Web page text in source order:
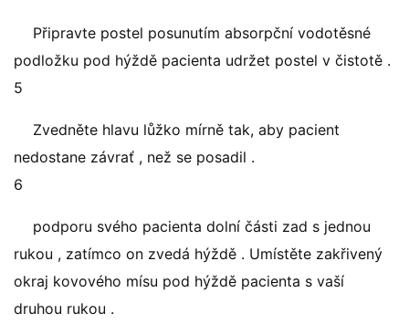
Připravte postel posunutím absorpční vodotěsné
podložku pod hýždě pacienta udržet postel v čistotě .
5
Zvedněte hlavu lůžko mírně tak, aby pacient
nedostane závrať , než se posadil .
6
podporu svého pacienta dolní části zad s jednou
rukou , zatímco on zvedá hýždě . Umístěte zakřivený
okraj kovového mísu pod hýždě pacienta s vaší
druhou rukou .